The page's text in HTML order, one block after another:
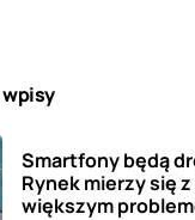
Smartfony będą
Rynek mierzy się
większym